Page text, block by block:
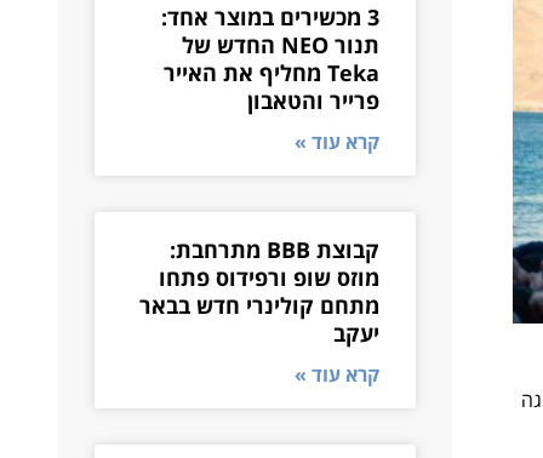
3 מכשירים במוצר אחד:
תנור NEO החדש של
Teka מחליף את האייר
פרייר והטאבון
קרא עוד »
קבוצת BBB מתרחבת:
מוזס שופ ורפידוס פתחו
מתחם קולינרי חדש בבאר
יעקב
קרא עוד »